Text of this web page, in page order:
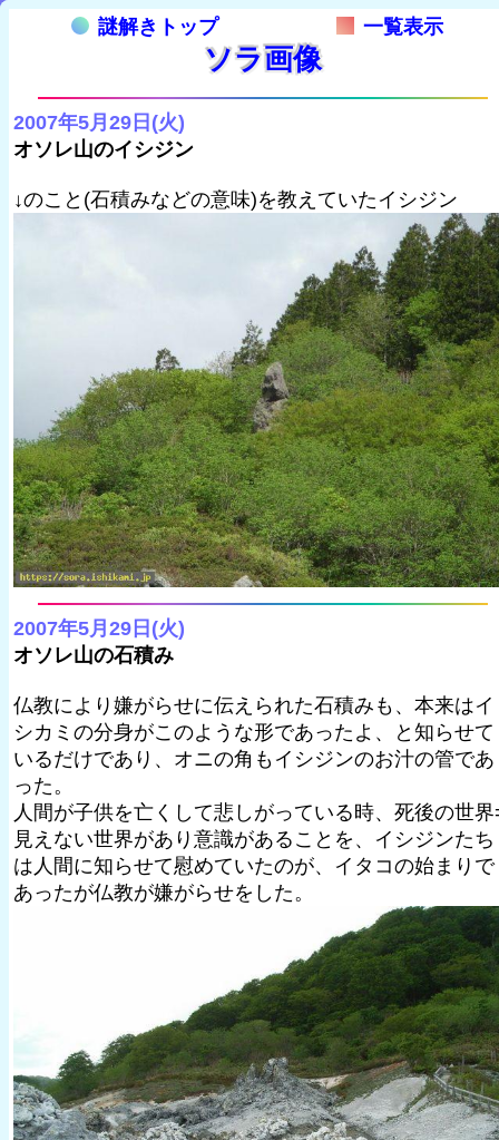
謎解きトップ 一覧表示
ソラ画像
2007年5月29日(火)
オソレ山のイシジン
↓のこと(石積みなどの意味)を教えていたイシジン
2007年5月29日(火)
オソレ山の石積み
仏教により嫌がらせに伝えられた石積みも、本来はイ
シカミの分身がこのような形であったよ、と知らせて
いるだけであり、オニの角もイシジンのお汁の管であ
った。
人間が子供を亡くして悲しがっている時、死後の世界
見えない世界があり意識があることを、イシジンたち
は人間に知らせて慰めていたのが、イタコの始まりで
あったが仏教が嫌がらせをした。